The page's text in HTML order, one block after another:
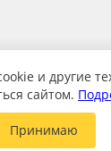
и другие
сайтом.
Принимаю